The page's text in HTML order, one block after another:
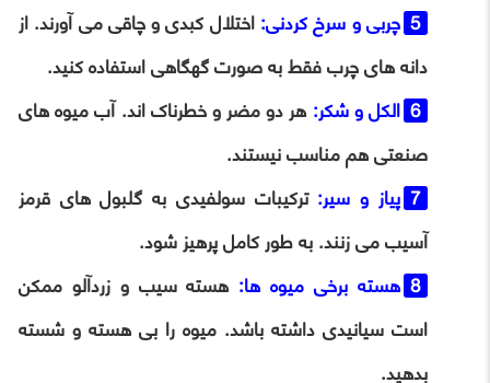
چربی و سرخ کردنی:اختلال کبدی و چاقی می آورند. از
دانه های چرب فقط به صورت گهگاهی استفاده کنید.
الکل و شکر: هر دو مضر و خطرناک اند. آب میوه های
صنعتی هم مناسب نیستند.
پیاز و سیر: ترکیبات سولفیدی به گلبول های قرمز
آسیب می زنند. به طور کامل پرهیز شود.
هسته برخی میوه ها: هسته سیب و زردآلو ممکن
است سیانیدی داشته باشد. میوه را بی هسته و شسته
بدهید.